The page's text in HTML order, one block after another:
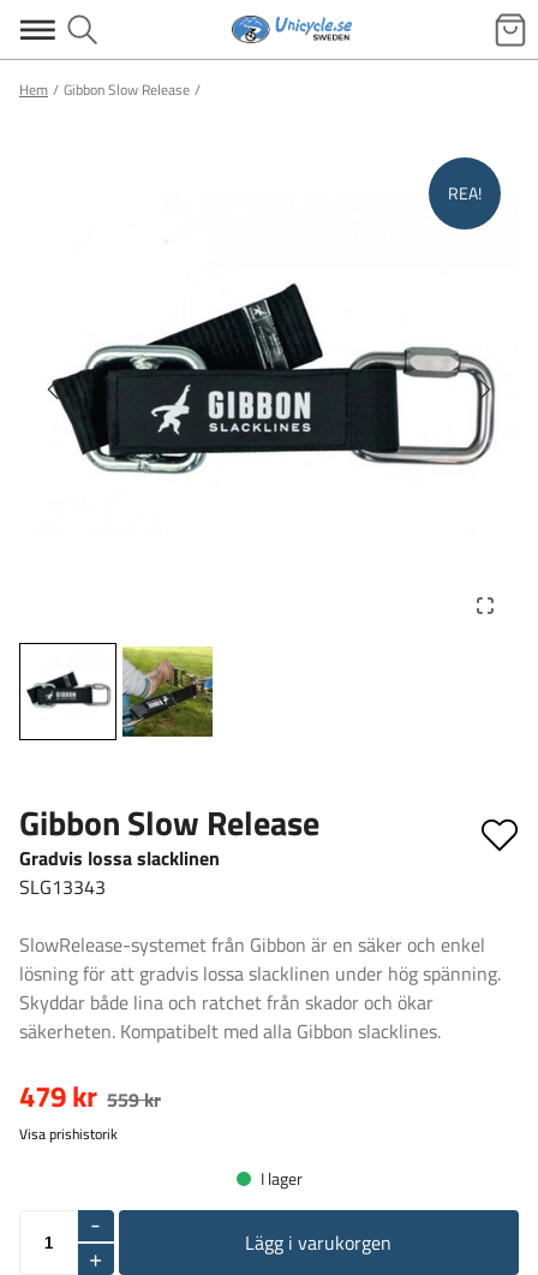
Hem Gibbon Slow Release
REA!
Gibbon Slow Release
Gradvis lossa slacklinen
SLG13343
SlowRelease-systemet från Gibbon är en säker och enkel
lösning för att gradvis lossa slacklinen under hög spänning.
Skyddar både lina och ratchet från skador och ökar
säkerheten. Kompatibelt med alla Gibbon slacklines.
479 kr 559 kr
Visa prishistorik
I lager
-
+
Lägg i varukorgen